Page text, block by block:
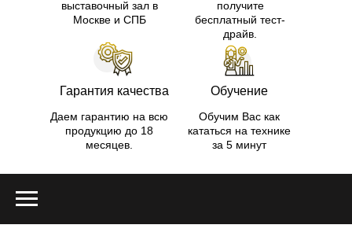
выставочный зал в
Москве и СПБ
Гарантия качества
Даем гарантию на всю
продукцию до 18
месяцев.
получите
бесплатный тест-
драйв.
Обучение
Обучим Вас как
кататься на технике
за 5 минут